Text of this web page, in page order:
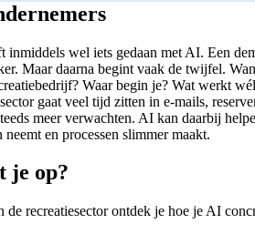
wel iets gedaan met AI. Een
Maar daarna begint vaak de twijfel.
Waar begin je? Wat werkt
gaat veel tijd zitten in e-mails,
meer verwachten. AI kan daarbij
en processen slimmer maakt.
je op?
recreatiesector ontdek je hoe je AI